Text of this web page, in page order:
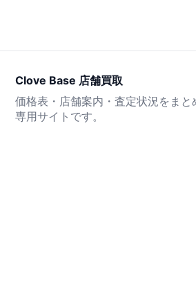
Clove Base 店舗買取
価格表・店舗案内・査定状況をまと
専用サイトです。